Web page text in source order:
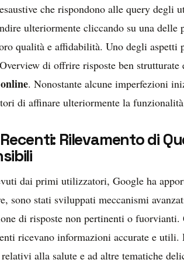
che rispondono alle query degli
ulteriormente cliccando su una delle
qualità e affidabilità. Uno degli aspetti
di offrire risposte ben
. Nonostante alcune imperfezioni
di affinare ulteriormente la
Rilevamento di
dai primi utilizzatori, Google ha
sono stati sviluppati meccanismi
di risposte non pertinenti o
ricevano informazioni accurate e utili.
alla salute e ad altre tematiche